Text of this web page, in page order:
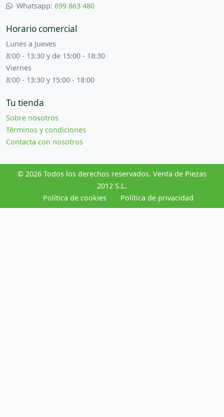
Whatsapp: 699 863 480
Horario comercial
Lunes a Jueves
8:00 - 13:30 y de 15:00 - 18:30
Viernes
8:00 - 13:30 y 15:00 - 18:00
Tu tienda
Sobre nosotros
Términos y condiciones
Contacta con nosotros
© 2026 Todos los derechos reservados. Venta de Piezas
2012 S.L.
Política de cookies
Política de privacidad